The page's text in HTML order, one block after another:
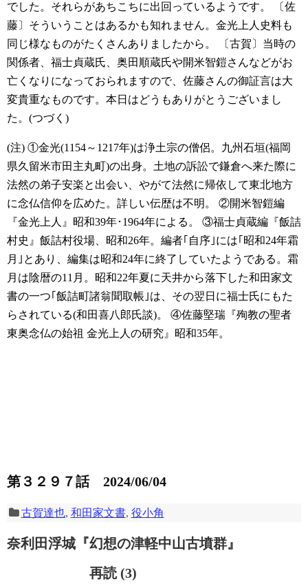
でした。それらがあちこちに出回っているようです。
〔佐
藤〕そういうことはあるかも知れません。金光上人史料も
同じ様なものがたくさんありましたから。
〔古賀〕当時の
関係者、福士貞蔵氏、奥田順蔵氏や開米智鎧さんなどがお
亡くなりになっておられますので、佐藤さんの御証言は大
変貴重なものです。本日はどうもありがとうございまし
た。(つづく)
(注) ①金光(1154～1217年)は浄土宗の僧侶。九州石垣(福岡
県久留米市田主丸町)の出身。土地の訴訟で鎌倉へ来た際に
法然の弟子安楽と出会い、やがて法然に帰依して東北地方
に念仏信仰を広めた。詳しい伝歴は不明。
②開米智鎧編
『金光上人』昭和39年･1964年による。
③福士貞蔵編『飯詰
村史』飯詰村役場、昭和26年。編者｢自序｣には｢昭和24年霜
月｣とあり、編集は昭和24年に終了していたようである。霜
月は陰暦の11月。昭和22年夏に天井から落下した和田家文
書の一つ｢飯詰町諸翁聞取帳｣は、その翌日に福士氏にもた
らされている(和田喜八郎氏談)。
④佐藤堅瑞『殉教の聖者
東奥念仏の始祖 金光上人の研究』昭和35年。
第３２９７話 2024/06/04
古賀達也, 和田家文書, 役小角
奈利田浮城『幻想の津軽中山古墳群』
再読 (3)